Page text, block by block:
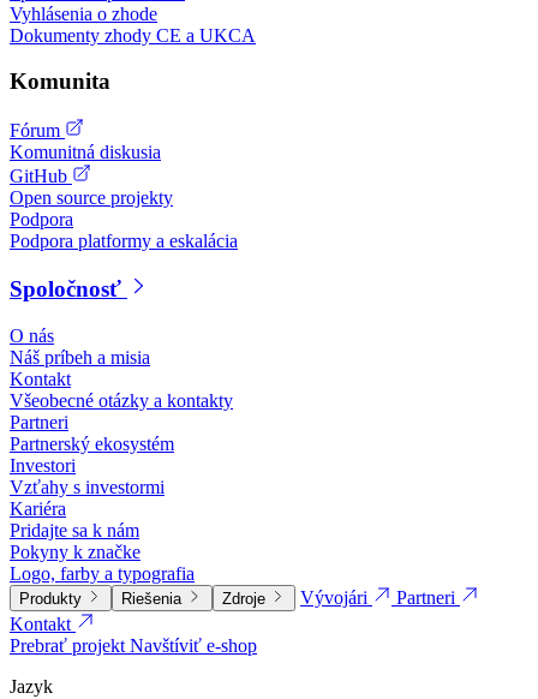
Vyhlásenia o zhode
Dokumenty zhody CE a UKCA
Komunita
Fórum
Komunitná diskusia
GitHub
Open source projekty
Podpora
Podpora platformy a eskalácia
Spoločnosť
O nás
Náš príbeh a misia
Kontakt
Všeobecné otázky a kontakty
Partneri
Partnerský ekosystém
Investori
Vzťahy s investormi
Kariéra
Pridajte sa k nám
Pokyny k značke
Logo, farby a typografia
Produkty Riešenia Zdroje Vývojári
Partneri
Kontakt
Prebrať projektNavštíviť e-shop
Jazyk